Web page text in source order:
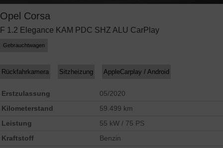
Opel Corsa
F 1.2 Elegance KAM PDC SHZ ALU CarPlay
Gebrauchtwagen
Rückfahrkamera Sitzheizung AppleCarplay / Android
Erstzulassung
05/2020
Kilometerstand
59.499 km
Leistung
55 kW / 75 PS
Kraftstoff
Benzin